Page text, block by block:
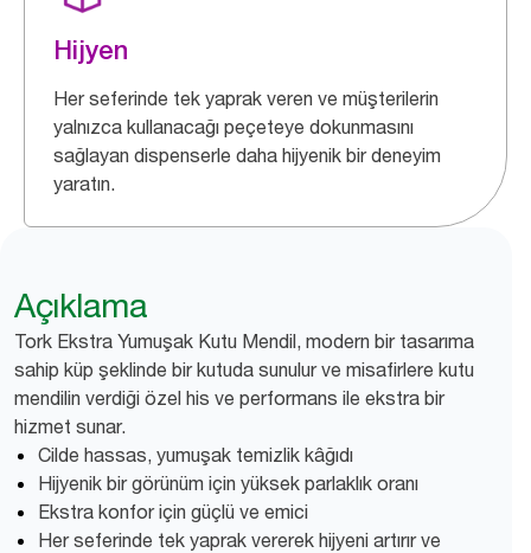
Hijyen
Her seferinde tek yaprak veren ve müşterilerin
yalnızca kullanacağı peçeteye dokunmasını
sağlayan dispenserle daha hijyenik bir deneyim
yaratın.
Açıklama
Tork Ekstra Yumuşak Kutu Mendil, modern bir tasarıma
sahip küp şeklinde bir kutuda sunulur ve misafirlere kutu
mendilin verdiği özel his ve performans ile ekstra bir
hizmet sunar.
Cilde hassas, yumuşak temizlik kâğıdı
Hijyenik bir görünüm için yüksek parlaklık oranı
Ekstra konfor için güçlü ve emici
Her seferinde tek yaprak vererek hijyeni artırır ve